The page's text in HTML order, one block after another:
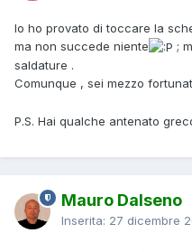
Io ho provato di toccare la
ma non succede niente
;
saldature .
Comunque , sei mezzo
P.S. Hai qualche antenato
Mauro Dalseno
Inserita: 27 dicembre